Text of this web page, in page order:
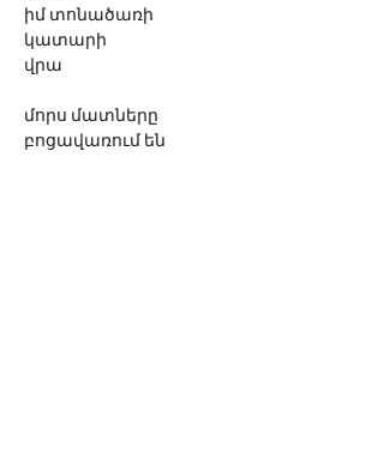
իմ տոնածառի
կատարի
վրա
մորս մատները
բոցավառում են